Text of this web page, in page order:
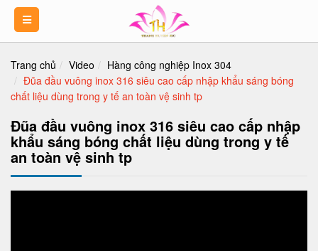
Trang chủ Video
Hàng công nghiệp Inox 304
Đũa đầu vuông inox 316 siêu cao cấp nhập khẩu sáng bóng
chất liệu dùng trong y tế an toàn vệ sinh tp
Đũa đầu vuông inox 316 siêu cao cấp nhập
khẩu sáng bóng chất liệu dùng trong y tế
an toàn vệ sinh tp